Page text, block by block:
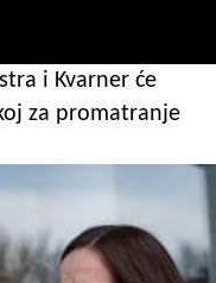
i Kvarner će
za promatranje